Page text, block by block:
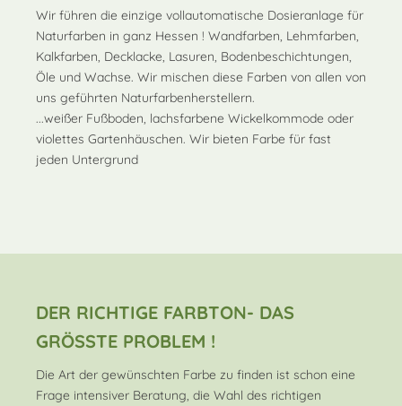
Wir führen die einzige vollautomatische Dosieranlage für
Naturfarben in ganz Hessen ! Wandfarben, Lehmfarben,
Kalkfarben, Decklacke, Lasuren, Bodenbeschichtungen,
Öle und Wachse. Wir mischen diese Farben von allen von
uns geführten Naturfarbenherstellern.
...weißer Fußboden, lachsfarbene Wickelkommode oder
violettes Gartenhäuschen. Wir bieten Farbe für fast
jeden Untergrund
DER RICHTIGE FARBTON- DAS
GRÖSSTE PROBLEM !
Die Art der gewünschten Farbe zu finden ist schon eine
Frage intensiver Beratung, die Wahl des richtigen